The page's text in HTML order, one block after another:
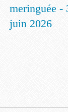
meringuée -
juin 2026